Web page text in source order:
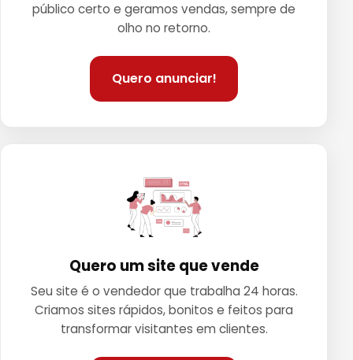
público certo e geramos vendas, sempre de
olho no retorno.
Quero anunciar!
Quero um site que vende
Seu site é o vendedor que trabalha 24 horas.
Criamos sites rápidos, bonitos e feitos para
transformar visitantes em clientes.